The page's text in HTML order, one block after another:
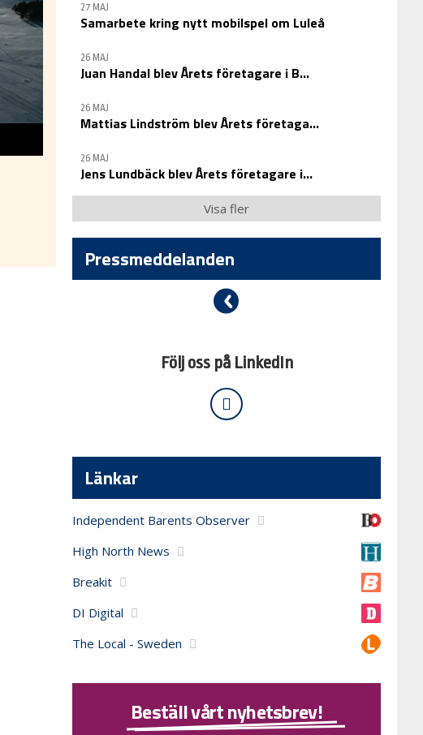
27 MAJ
Samarbete kring nytt mobilspel om Luleå
26 MAJ
Juan Handal blev Årets företagare i B...
26 MAJ
Mattias Lindström blev Årets företaga...
26 MAJ
Jens Lundbäck blev Årets företagare i...
Visa fler
Pressmeddelanden
Följ oss på LinkedIn
Länkar
Independent Barents Observer
High North News
Breakit
DI Digital
The Local - Sweden
Beställ vårt nyhetsbrev!